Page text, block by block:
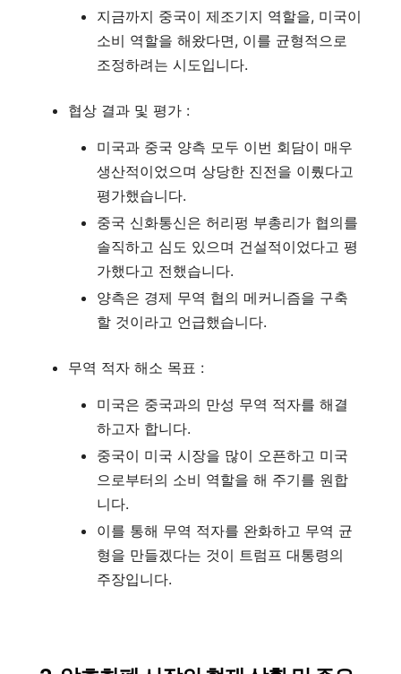
지금까지 중국이 제조기지 역할을, 미국이
소비 역할을 해왔다면, 이를 균형적으로
조정하려는 시도입니다.
협상 결과 및 평가 :
미국과 중국 양측 모두 이번 회담이 매우
생산적이었으며 상당한 진전을 이뤘다고
평가했습니다.
중국 신화통신은 허리펑 부총리가 협의를
솔직하고 심도 있으며 건설적이었다고 평
가했다고 전했습니다.
양측은 경제 무역 협의 메커니즘을 구축
할 것이라고 언급했습니다.
무역 적자 해소 목표 :
미국은 중국과의 만성 무역 적자를 해결
하고자 합니다.
중국이 미국 시장을 많이 오픈하고 미국
으로부터의 소비 역할을 해 주기를 원합
니다.
이를 통해 무역 적자를 완화하고 무역 균
형을 만들겠다는 것이 트럼프 대통령의
주장입니다.